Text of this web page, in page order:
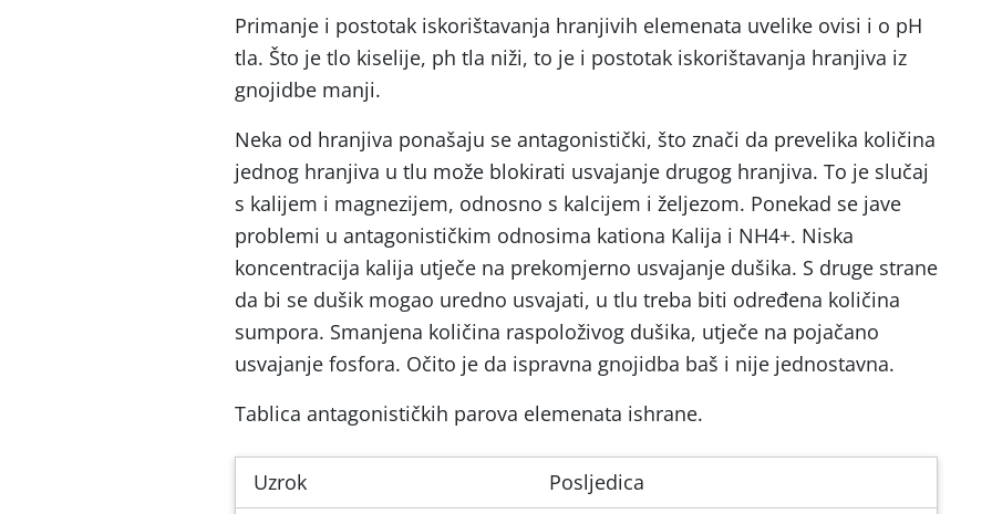
Primanje i postotak iskorištavanja hranjivih elemenata uvelike ovisi i o pH
tla. Što je tlo kiselije, ph tla niži, to je i postotak iskorištavanja hranjiva iz
gnojidbe manji.
Neka od hranjiva ponašaju se antagonistički, što znači da prevelika količina
jednog hranjiva u tlu može blokirati usvajanje drugog hranjiva. To je slučaj
s kalijem i magnezijem, odnosno s kalcijem i željezom. Ponekad se jave
problemi u antagonističkim odnosima kationa Kalija i NH4+. Niska
koncentracija kalija utječe na prekomjerno usvajanje dušika. S druge strane
da bi se dušik mogao uredno usvajati, u tlu treba biti određena količina
sumpora. Smanjena količina raspoloživog dušika, utječe na pojačano
usvajanje fosfora. Očito je da ispravna gnojidba baš i nije jednostavna.
Tablica antagonističkih parova elemenata ishrane.
Uzrok
Posljedica